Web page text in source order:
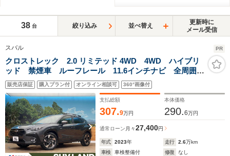
38 台 絞り込み 並べ替え
更新時に
メール受信
スバル PR
クロストレック 2.0 リミテッド 4WD 4WD ハイブリ
ッド 禁煙車 ルーフレール 11.6インチナビ 全周囲カ
メラ アイサイトセイフティプラス レーダークルーズ
コントロール メモリー機能付パワーシート ETC 純
正18インチアルミホイール
販売店保証 購入プラン付 オンライン相談可 360°画像付
支払総額
307.9万円
本体価格
290.6万円
通常ローン 月々27,400円
年式 2023年 走行 2.6万km
車検
車検整備付 修復
なし